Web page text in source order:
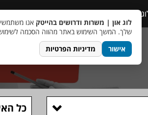
כל
לוג און | משרות ודרושים בהייטק
שלך. המשך השימוש באתר מהווה הסכמה לשימוש
אישור
מדיניות הפרטיות